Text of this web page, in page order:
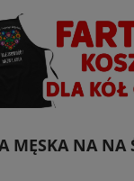
MĘSKA NA NA